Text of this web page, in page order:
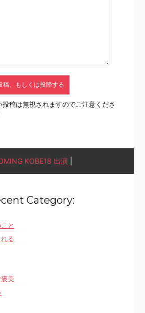
投稿は無視されますのでご注意くださ
KOBE18 出演
Category:
と
る
美